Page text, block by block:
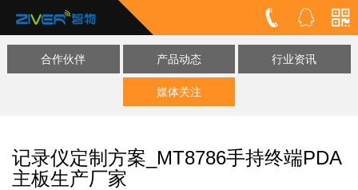
合作伙伴 产品动态 行业资讯
媒体关注
记录仪定制方案_MT8786手持终端PDA
主板生产厂家